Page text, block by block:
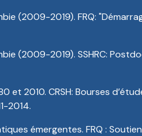
(2009-2019). FRQ:
(2009-2019). SSHRC:
2010. CRSH: Bourses
2014.
émergentes. FRQ :